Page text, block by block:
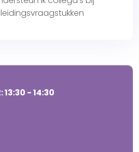
- 14:30